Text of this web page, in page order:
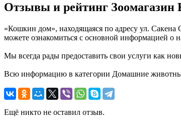
Отзывы и рейтинг
«Кошкин дом», находящаяся по адресу ул.
можете ознакомиться с основной информацией о
Мы всегда рады предоставить свои услуги как
Всю информацию в категории Домашние
Ещё никто не оставил отзыв.